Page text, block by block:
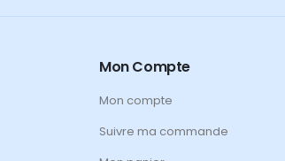
Mon Compte
Mon compte
Suivre ma commande